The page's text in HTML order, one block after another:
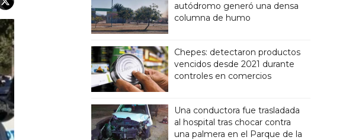
autódromo generó una densa
columna de humo
Chepes: detectaron productos
vencidos desde 2021 durante
controles en comercios
Una conductora fue trasladada
al hospital tras chocar contra
una palmera en el Parque de la